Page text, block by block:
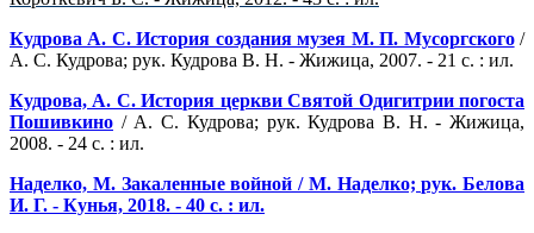
Кудрова А. С. История создания музея М. П. Мусоргского/
А. С. Кудрова; рук. Кудрова В. Н. - Жижица, 2007. - 21 с. : ил.
Кудрова, А. С. История церкви Святой Одигитрии погоста
Пошивкино / А. С. Кудрова; рук. Кудрова В. Н. - Жижица,
2008. - 24 с. : ил.
Наделко, М. Закаленные войной / М. Наделко; рук. Белова
И. Г. - Кунья, 2018. - 40 с. : ил.